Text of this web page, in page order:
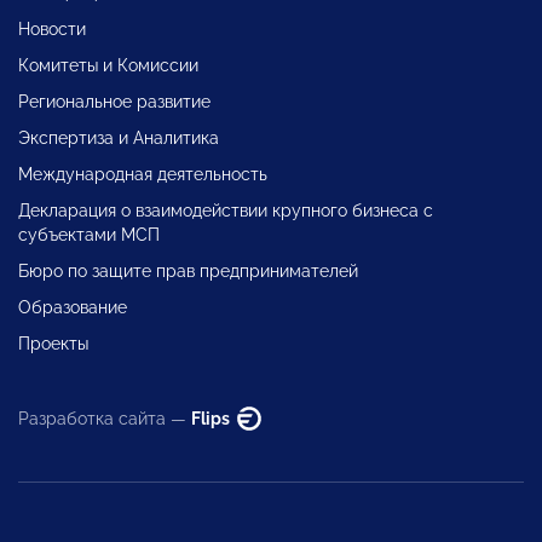
Новости
Комитеты и Комиссии
Региональное развитие
Экспертиза и Аналитика
Международная деятельность
Декларация о взаимодействии крупного бизнеса с
субъектами МСП
Бюро по защите прав предпринимателей
Образование
Проекты
Разработка сайта — Flips